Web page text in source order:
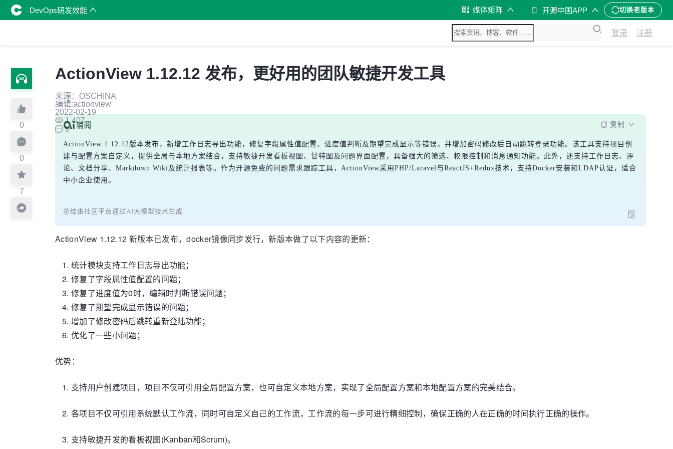
DevOps研发效能 媒体矩阵 开源中国APP 切换老版本
登录 注册
0
0
7
ActionView 1.12.12 发布，更好用的团队敏捷开发工具
来源：OSCHINA
编辑:actionview
2022-02-19
1,407
0
复制
ActionView 1.12.12版本发布，新增工作日志导出功能，修复字段属性值配置、进度值判断及期望完成显示等错误，并增加密码修改后自动跳转登录功能。该工具支持项目创
建与配置方案自定义，提供全局与本地方案结合，支持敏捷开发看板视图、甘特图及问题界面配置，具备强大的筛选、权限控制和消息通知功能。此外，还支持工作日志、评
论、文档分享、Markdown Wiki及统计报表等。作为开源免费的问题需求跟踪工具，ActionView采用PHP/Laravel与ReactJS+Redux技术，支持Docker安装和LDAP认证，适合
中小企业使用。
总结由社区平台通过AI大模型技术生成
ActionView 1.12.12 新版本已发布，docker镜像同步发行，新版本做了以下内容的更新：
统计模块支持工作日志导出功能；
修复了字段属性值配置的问题；
修复了进度值为0时，编辑时判断错误问题；
修复了期望完成显示错误的问题；
增加了修改密码后跳转重新登陆功能；
优化了一些小问题；
优势：
支持用户创建项目，项目不仅可引用全局配置方案，也可自定义本地方案，实现了全局配置方案和本地配置方案的完美结合。
各项目不仅可引用系统默认工作流，同时可自定义自己的工作流，工作流的每一步可进行精细控制，确保正确的人在正确的时间执行正确的操作。
支持敏捷开发的看板视图(Kanban和Scrum)。